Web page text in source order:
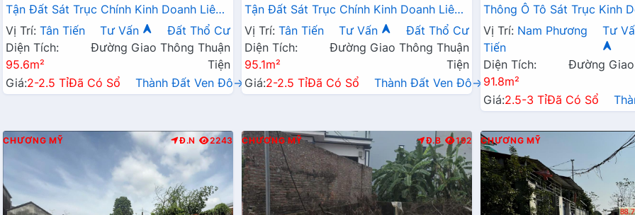
Tận Đất Sát Trục Chính Kinh Doanh Liên
Xã Ngay Gần QL21A
Vị Trí: Tân Tiến Tư Vấn
Đất Thổ Cư
Diện Tích:
95.6m²
Đường Giao Thông Thuận
Tiện
Giá:2-2.5 TỉĐã Có Sổ Thành Đất Ven Đô→
Tận Đất Sát Trục Chính Kinh Doanh Liên
Xã Ngay Gần QL21A
Vị Trí: Tân Tiến Tư Vấn
Đất Thổ Cư
Diện Tích:
95.1m²
Đường Giao Thông Thuận
Tiện
Giá:2-2.5 TỉĐã Có Sổ Thành Đất Ven Đô→
Thông Ô Tô Sát Trục Kinh
Ngay Gần QL21A
Vị Trí: Nam Phương
Tiến
Tư
Diện Tích:
91.8m²
Đường
Giá:2.5-3 TỉĐã Có Sổ
CHƯƠNG MỸ Đ.N 2243 CHƯƠNG MỸ Đ.B 192 CHƯƠNG MỸ